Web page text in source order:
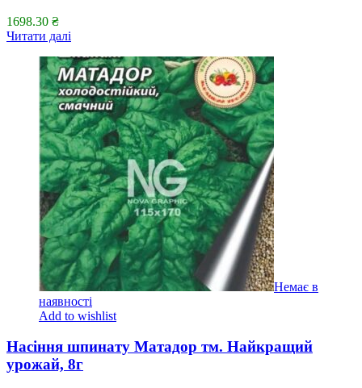
1698.30 ₴
Читати далі
Немає в
наявності
Add to wishlist
Насіння шпинату Матадор тм. Найкращий
урожай, 8г